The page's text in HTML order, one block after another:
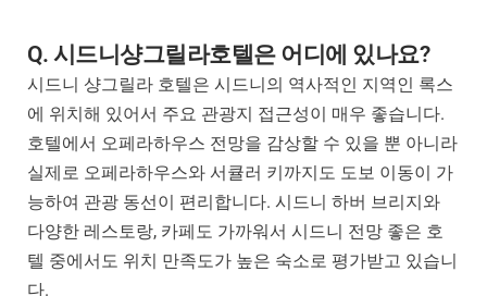
Q. 시드니샹그릴라호텔은 어디에 있나요?
시드니 샹그릴라 호텔은 시드니의 역사적인 지역인 록스
에 위치해 있어서 주요 관광지 접근성이 매우 좋습니다.
호텔에서 오페라하우스 전망을 감상할 수 있을 뿐 아니라
실제로 오페라하우스와 서큘러 키까지도 도보 이동이 가
능하여 관광 동선이 편리합니다. 시드니 하버 브리지와
다양한 레스토랑, 카페도 가까워서 시드니 전망 좋은 호
텔 중에서도 위치 만족도가 높은 숙소로 평가받고 있습니
다.